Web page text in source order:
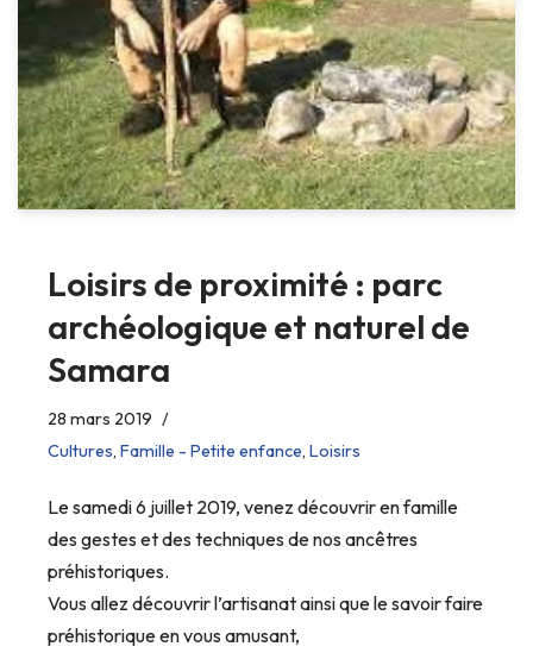
Loisirs de proximité : parc
archéologique et naturel de
Samara
28 mars 2019
Cultures, Famille - Petite enfance, Loisirs
Le samedi 6 juillet 2019, venez découvrir en famille
des gestes et des techniques de nos ancêtres
préhistoriques.
Vous allez découvrir l’artisanat ainsi que le savoir faire
préhistorique en vous amusant,